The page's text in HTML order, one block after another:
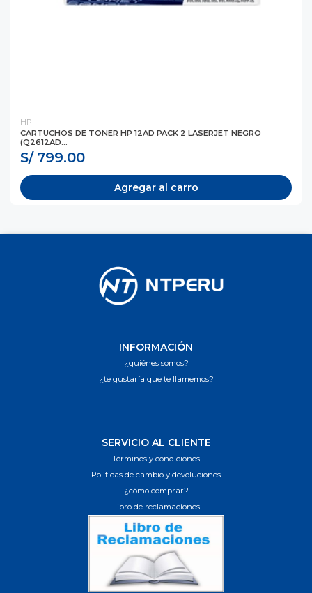
HP
CARTUCHOS DE TONER HP 12AD PACK 2 LASERJET NEGRO
(Q2612AD...
S/ 799.00
Agregar al carro
INFORMACIÓN
¿quiénes somos?
¿te gustaría que te llamemos?
SERVICIO AL CLIENTE
Términos y condiciones
Políticas de cambio y devoluciones
¿cómo comprar?
Libro de reclamaciones